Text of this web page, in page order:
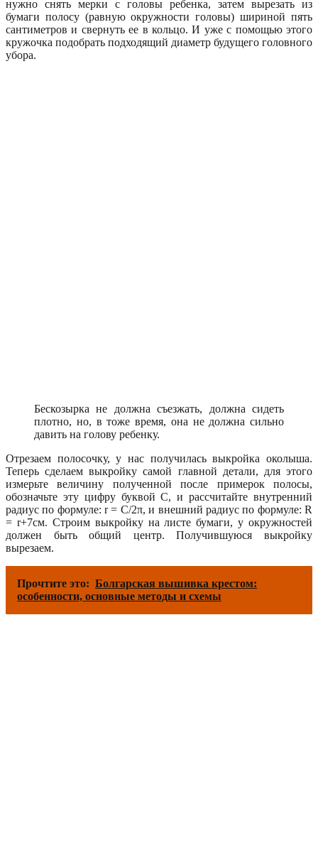
нужно снять мерки с головы ребенка, затем вырезать из
бумаги полосу (равную окружности головы) шириной пять
сантиметров и свернуть ее в кольцо. И уже с помощью этого
кружочка подобрать подходящий диаметр будущего головного
убора.
Бескозырка не должна съезжать, должна сидеть
плотно, но, в тоже время, она не должна сильно
давить на голову ребенку.
Отрезаем полосочку, у нас получилась выкройка околыша.
Теперь сделаем выкройку самой главной детали, для этого
измерьте величину полученной после примерок полосы,
обозначьте эту цифру буквой С, и рассчитайте внутренний
радиус по формуле: r = С/2π, и внешний радиус по формуле: R
= r+7см. Строим выкройку на листе бумаги, у окружностей
должен быть общий центр. Получившуюся выкройку
вырезаем.
Прочтите это: Болгарская вышивка крестом:
особенности, основные методы и схемы